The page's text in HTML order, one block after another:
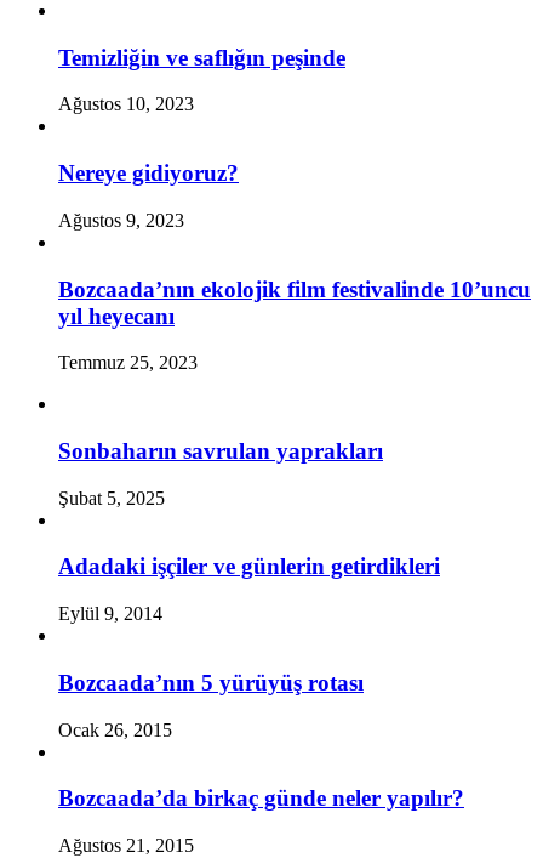
Temizliğin ve saflığın peşinde
Ağustos 10, 2023
Nereye gidiyoruz?
Ağustos 9, 2023
Bozcaada’nın ekolojik film festivalinde 10’uncu
yıl heyecanı
Temmuz 25, 2023
Sonbaharın savrulan yaprakları
Şubat 5, 2025
Adadaki işçiler ve günlerin getirdikleri
Eylül 9, 2014
Bozcaada’nın 5 yürüyüş rotası
Ocak 26, 2015
Bozcaada’da birkaç günde neler yapılır?
Ağustos 21, 2015